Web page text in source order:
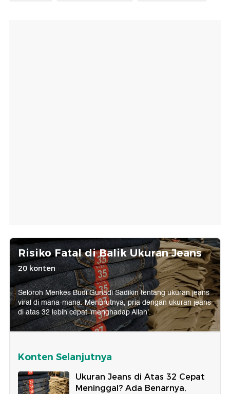
Risiko Fatal di Balik Ukuran Jeans
20 konten
Seloroh Menkes Budi Gunadi Sadikin tentang ukuran jeans
viral di mana-mana. Menurutnya, pria dengan ukuran jeans
di atas 32 lebih cepat 'menghadap Allah'.
Konten Selanjutnya
Ukuran Jeans di Atas 32 Cepat
Meninggal? Ada Benarnya,